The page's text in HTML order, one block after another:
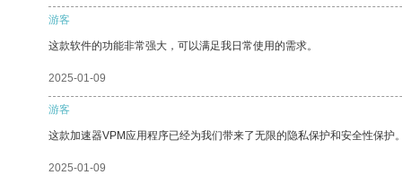
游客
这款软件的功能非常强大，可以满足我日常使用的需求。
2025-01-09
游客
这款加速器VPM应用程序已经为我们带来了无限的隐私保护和安全性保护
2025-01-09